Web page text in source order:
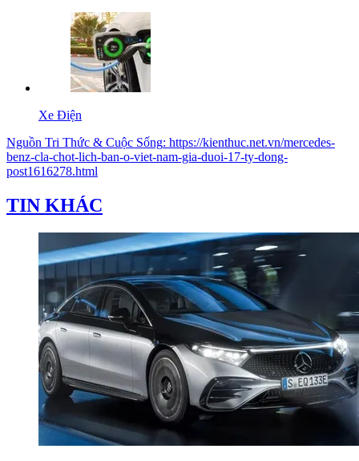
Xe Điện
Nguồn Tri Thức & Cuộc Sống: https://kienthuc.net.vn/mercedes-
benz-cla-chot-lich-ban-o-viet-nam-gia-duoi-17-ty-dong-
post1616278.html
TIN KHÁC